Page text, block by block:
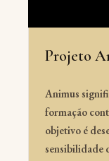
Projeto
Animus
formação
objetivo é
sensibilidade